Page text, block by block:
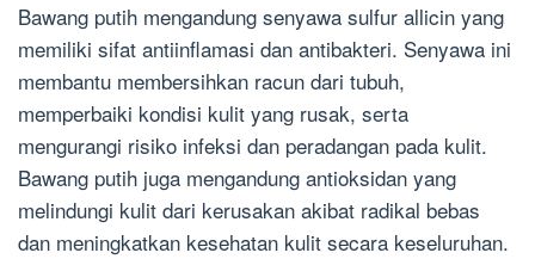
Bawang putih mengandung senyawa sulfur allicin yang
memiliki sifat antiinflamasi dan antibakteri. Senyawa ini
membantu membersihkan racun dari tubuh,
memperbaiki kondisi kulit yang rusak, serta
mengurangi risiko infeksi dan peradangan pada kulit.
Bawang putih juga mengandung antioksidan yang
melindungi kulit dari kerusakan akibat radikal bebas
dan meningkatkan kesehatan kulit secara keseluruhan.